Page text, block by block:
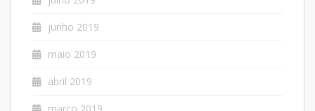
junho 2019
maio 2019
abril 2019